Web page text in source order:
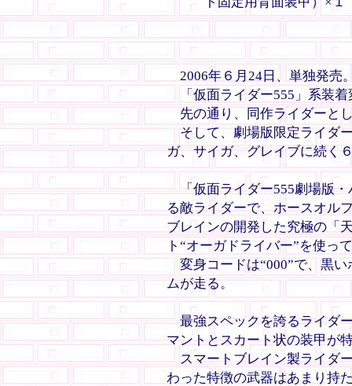
2006年６月24日、単独発売
「仮面ライダー555」系装
先の通り、同作ライダーと
そして、劇場版限定ライダ
ガ、サイガ、グレイブに続く
「仮面ライダー555劇場版・
る敵ライダーで、ホースオル
ブレインの開発した究極の「
ト“オーガドライバー”を使っ
変身コードは“000”で、黒
ムが走る。
最強スペックを誇るライダ
マントとスカート状の装甲が
スマートブレイン製ライダ
わった特徴の武器はあまり持